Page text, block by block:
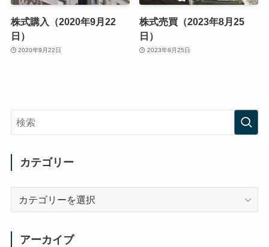
株式購入（2020年9月22
日）
2020年9月22日
株式売買（2023年8月25
日）
2023年8月25日
カテゴリー
アーカイブ